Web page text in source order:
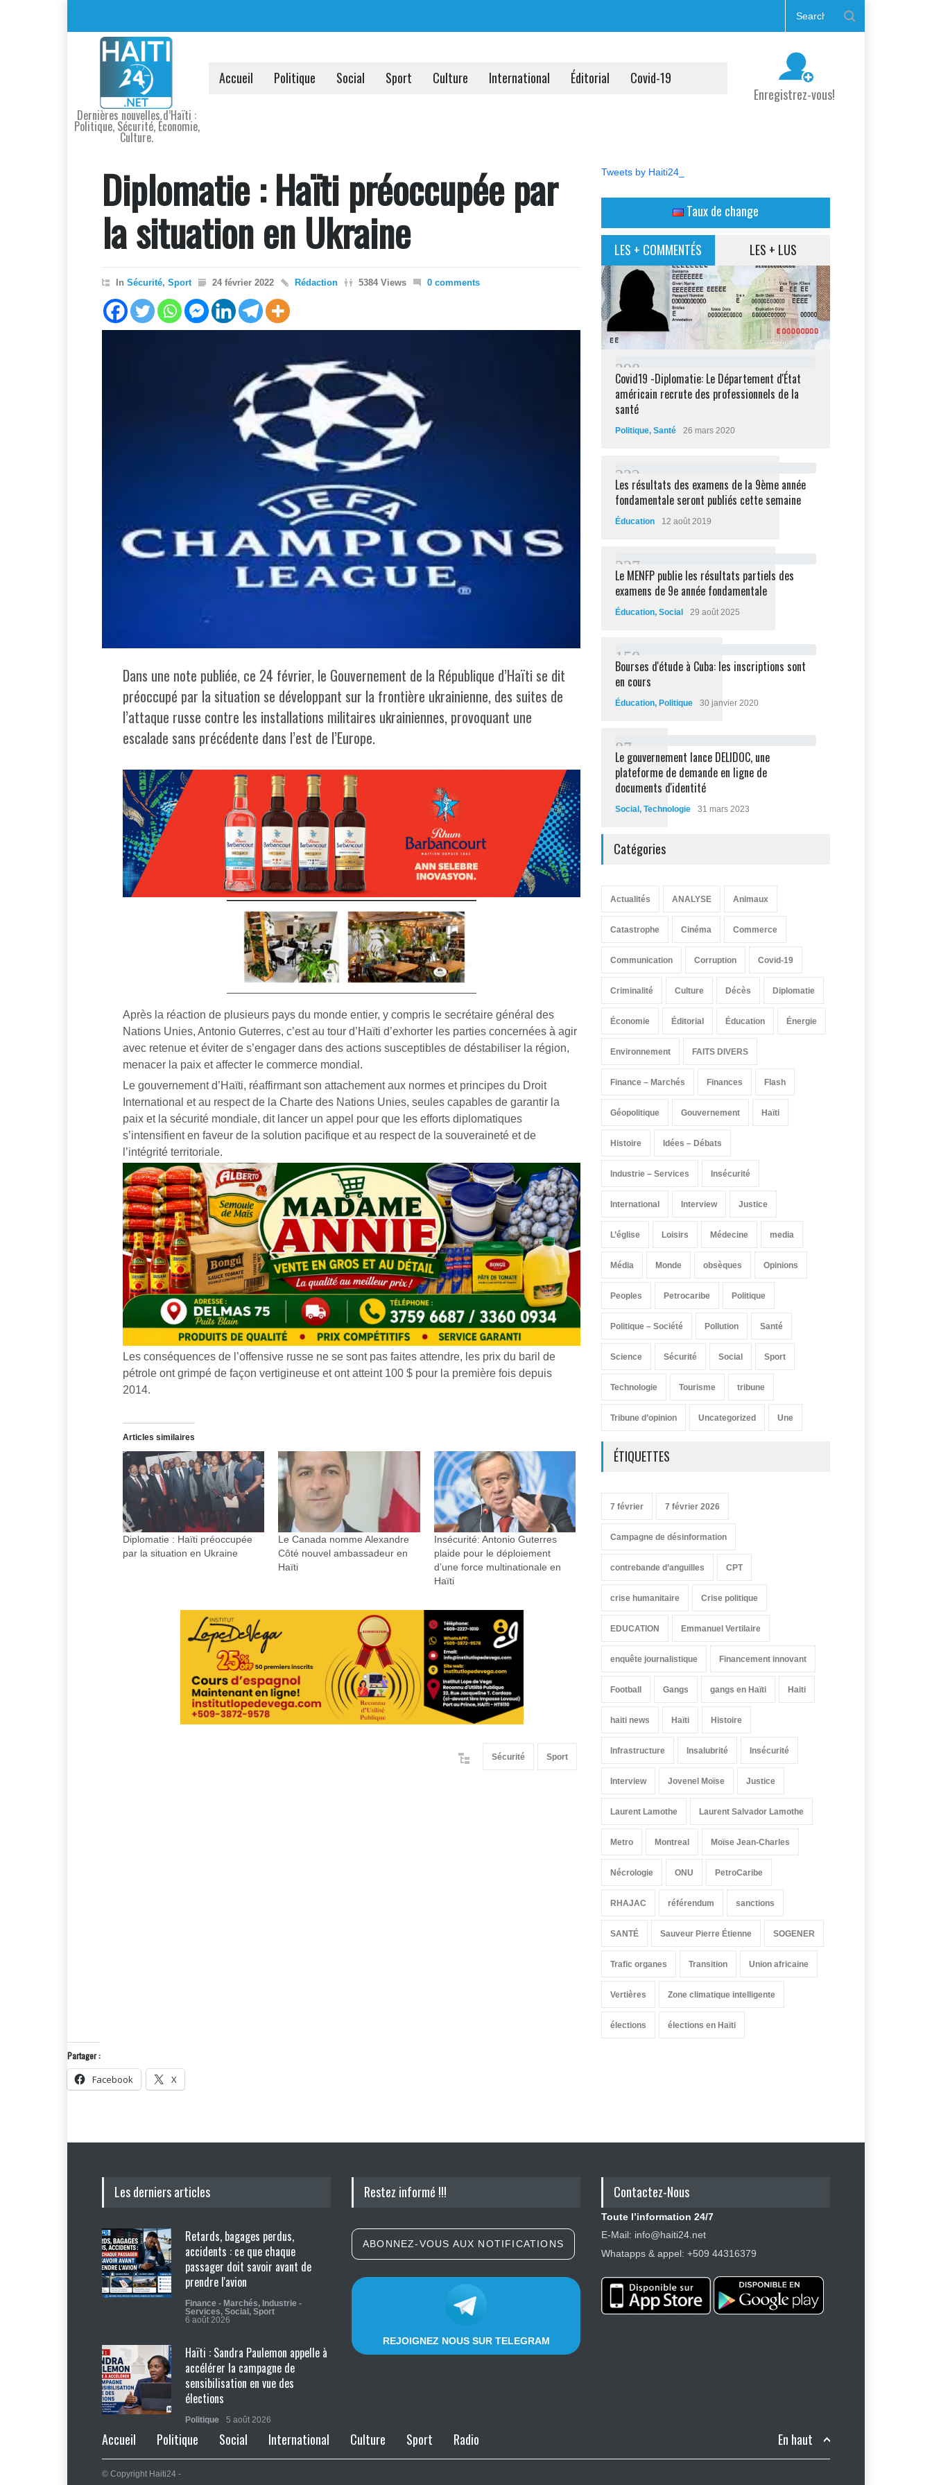
Dernières nouvelles d’Haïti :
Politique, Sécurité, Économie,
Culture.
Accueil Politique Social Sport Culture International Éditorial
Covid-19
Enregistrez-vous!
Diplomatie : Haïti préoccupée par
la situation en Ukraine
In Sécurité, Sport 24 février 2022 Rédaction 5384 Views 0 comments
Dans une note publiée, ce 24 février, le Gouvernement de la République d’Haïti se dit
préoccupé par la situation se développant sur la frontière ukrainienne, des suites de
l’attaque russe contre les installations militaires ukrainiennes, provoquant une
escalade sans précédente dans l’est de l’Europe.
Après la réaction de plusieurs pays du monde entier, y compris le secrétaire général des
Nations Unies, Antonio Guterres, c’est au tour d’Haïti d’exhorter les parties concernées à agir
avec retenue et éviter de s’engager dans des actions susceptibles de déstabiliser la région,
menacer la paix et affecter le commerce mondial.
Le gouvernement d’Haïti, réaffirmant son attachement aux normes et principes du Droit
International et au respect de la Charte des Nations Unies, seules capables de garantir la
paix et la sécurité mondiale, dit lancer un appel pour que les efforts diplomatiques
s’intensifient en faveur de la solution pacifique et au respect de la souveraineté et de
l’intégrité territoriale.
Les conséquences de l’offensive russe ne se sont pas faites attendre, les prix du baril de
pétrole ont grimpé de façon vertigineuse et ont atteint 100 $ pour la première fois depuis
2014.
Articles similaires
Diplomatie : Haïti préoccupée
par la situation en Ukraine
Le Canada nomme Alexandre
Côté nouvel ambassadeur en
Haïti
Insécurité: Antonio Guterres
plaide pour le déploiement
d’une force multinationale en
Haïti
Sécurité Sport
Tweets by Haiti24_
Taux de change
LES + COMMENTÉS LES + LUS
298
Covid19 -Diplomatie: Le Département d'État
américain recrute des professionnels de la
santé
Politique, Santé 26 mars 2020
232
Les résultats des examens de la 9ème année
fondamentale seront publiés cette semaine
Éducation 12 août 2019
227
Le MENFP publie les résultats partiels des
examens de 9e année fondamentale
Éducation, Social 29 août 2025
1 58
Bourses d'étude à Cuba: les inscriptions sont
en cours
Éducation, Politique 30 janvier 2020
87
Le gouvernement lance DELIDOC, une
plateforme de demande en ligne de
documents d'identité
Social , Technologie 31 mars 2023
Catégories
Actualités ANALYSE Animaux
Catastrophe Cinéma Commerce
Communication Corruption Covid-19
Criminalité Culture Décès Diplomatie
Économie Éditorial Éducation Énergie
Environnement FAITS DIVERS
Finance – Marchés Finances Flash
Géopolitique Gouvernement Haïti
Histoire Idées – Débats
Industrie – Services Insécurité
International Interview Justice
L’église Loisirs Médecine media
Média Monde obsèques Opinions
Peoples Petrocaribe Politique
Politique – Société Pollution Santé
Science Sécurité Social Sport
Technologie Tourisme tribune
Tribune d’opinion Uncategorized Une
ÉTIQUETTES
7 février 7 février 2026
Campagne de désinformation
contrebande d’anguilles CPT
crise humanitaire Crise politique
EDUCATION Emmanuel Vertilaire
enquête journalistique Financement innovant
Football Gangs gangs en Haïti Haiti
haiti news Haïti Histoire
Infrastructure Insalubrité Insécurité
Interview Jovenel Moïse Justice
Laurent Lamothe Laurent Salvador Lamothe
Metro Montreal Moïse Jean-Charles
Nécrologie ONU PetroCaribe
RHAJAC référendum sanctions
SANTÉ Sauveur Pierre Étienne SOGENER
Trafic organes Transition Union africaine
Vertières Zone climatique intelligente
élections élections en Haïti
Partager :
Facebook X
Les derniers articles
Retards, bagages perdus,
accidents : ce que chaque
passager doit savoir avant de
prendre l'avion
Finance - Marchés, Industrie -
Services, Social , Sport
6 août 2026
Haïti : Sandra Paulemon appelle à
accélérer la campagne de
sensibilisation en vue des
élections
Politique 5 août 2026
Appuyé par les États-Unis, le
Restez informé !!!
ABONNEZ-VOUS AUX NOTIFICATIONS
Contactez-Nous
Toute l’information 24/7
E-Mail: info@haiti24.net
Whatapps & appel: +509 44316379
REJOIGNEZ NOUS SUR TELEGRAM
Accueil Politique Social International Culture Sport Radio En haut
© Copyright Haiti24 -